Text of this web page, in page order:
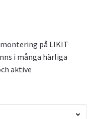
på LIKIT
i många härliga
aktive